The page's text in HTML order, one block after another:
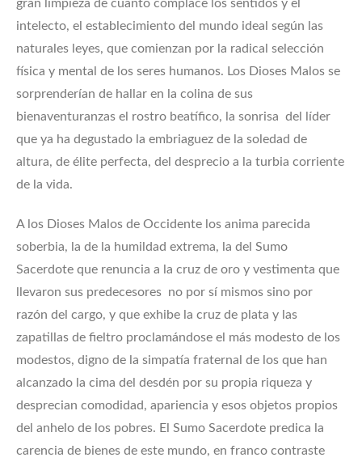
gran limpieza de cuanto complace los sentidos y el
intelecto, el establecimiento del mundo ideal según las
naturales leyes, que comienzan por la radical selección
física y mental de los seres humanos. Los Dioses Malos se
sorprenderían de hallar en la colina de sus
bienaventuranzas el rostro beatífico, la sonrisa del líder
que ya ha degustado la embriaguez de la soledad de
altura, de élite perfecta, del desprecio a la turbia corriente
de la vida.
A los Dioses Malos de Occidente los anima parecida
soberbia, la de la humildad extrema, la del Sumo
Sacerdote que renuncia a la cruz de oro y vestimenta que
llevaron sus predecesores no por sí mismos sino por
razón del cargo, y que exhibe la cruz de plata y las
zapatillas de fieltro proclamándose el más modesto de los
modestos, digno de la simpatía fraternal de los que han
alcanzado la cima del desdén por su propia riqueza y
desprecian comodidad, apariencia y esos objetos propios
del anhelo de los pobres. El Sumo Sacerdote predica la
carencia de bienes de este mundo, en franco contraste